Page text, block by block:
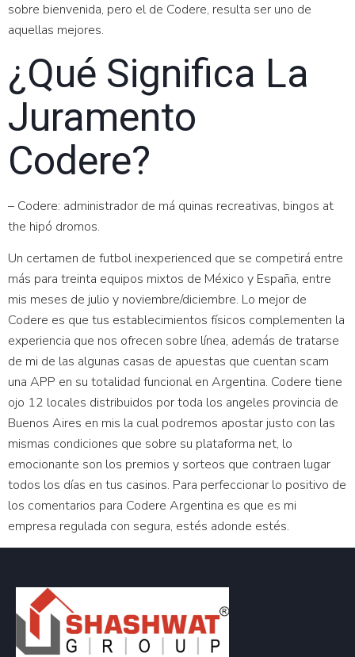
sobre bienvenida, pero el de Codere, resulta ser uno de
aquellas mejores.
¿Qué Significa La
Juramento
Codere?
– Codere: administrador de má quinas recreativas, bingos at
the hipó dromos.
Un certamen de futbol inexperienced que se competirá entre
más para treinta equipos mixtos de México y España, entre
mis meses de julio y noviembre/diciembre. Lo mejor de
Codere es que tus establecimientos físicos complementen la
experiencia que nos ofrecen sobre línea, además de tratarse
de mi de las algunas casas de apuestas que cuentan scam
una APP en su totalidad funcional en Argentina. Codere tiene
ojo 12 locales distribuidos por toda los angeles provincia de
Buenos Aires en mis la cual podremos apostar justo con las
mismas condiciones que sobre su plataforma net, lo
emocionante son los premios y sorteos que contraen lugar
todos los días en tus casinos. Para perfeccionar lo positivo de
los comentarios para Codere Argentina es que es mi
empresa regulada con segura, estés adonde estés.